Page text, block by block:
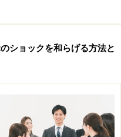
ショックを和らげる方法と